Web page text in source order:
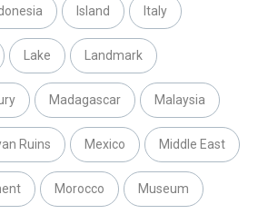
Island Italy
Lake Landmark
Madagascar Malaysia
Ruins Mexico Middle East
Morocco Museum